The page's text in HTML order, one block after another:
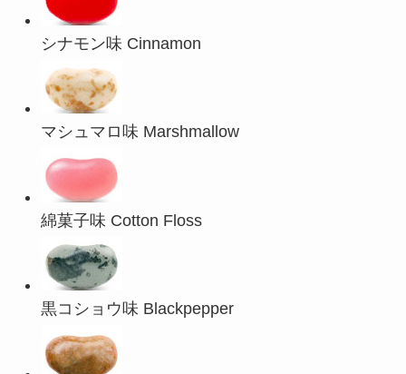
シナモン味 Cinnamon
マシュマロ味 Marshmallow
綿菓子味 Cotton Floss
黒コショウ味 Blackpepper